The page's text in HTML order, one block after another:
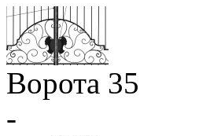
Ворота 35
-